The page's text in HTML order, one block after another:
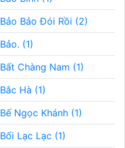
Bảo Bảo Đói Rồi (2)
Bảo. (1)
Bất Chàng Nam (1)
Bắc Hà (1)
Bế Ngọc Khánh (1)
Bối Lạc Lạc (1)